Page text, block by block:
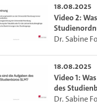
18.08.2025
Video 2:
Dr. Sabine
18.08.2025
Video 1:
des
Dr. Sabine